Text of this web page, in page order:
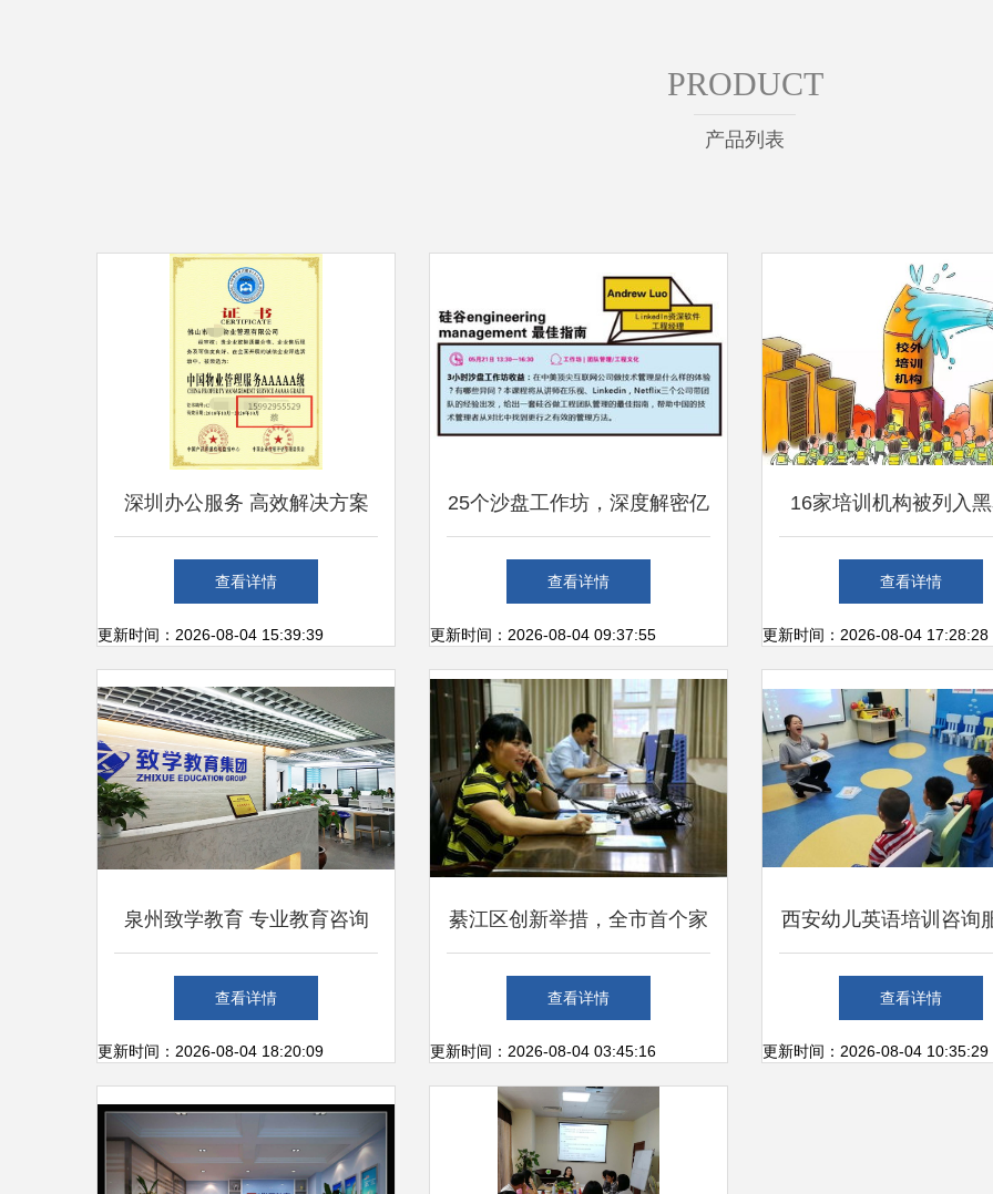
PRODUCT
产品列表
深圳办公服务 高效解决方案
引领未来工作方式
查看详情
更新时间：2026-08-04 15:39:39
25个沙盘工作坊，深度解密亿
级用户产品背后的研发管理实
践
查看详情
更新时间：2026-08-04 09:37:55
16家培训机构被列入
有你家孩子报的班
查看详情
更新时间：2026-08-04 17:28:28
泉州致学教育 专业教育咨询
服务的领航者
查看详情
更新时间：2026-08-04 18:20:09
綦江区创新举措，全市首个家
庭教育电话咨询服务热线正式
开通运行
查看详情
更新时间：2026-08-04 03:45:16
西安幼儿英语培训咨询
南 如何选择适合孩子
英语培训机构？
查看详情
更新时间：2026-08-04 10:35:29